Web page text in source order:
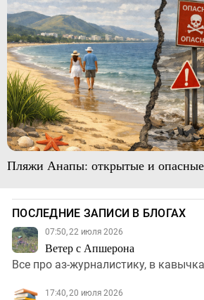
Пляжи Анапы: открытые и
ПОСЛЕДНИЕ ЗАПИСИ В БЛОГАХ
07:50, 22 июля 2026
Ветер с Апшерона
Все про аз-журналистику, в
17:40, 20 июля 2026